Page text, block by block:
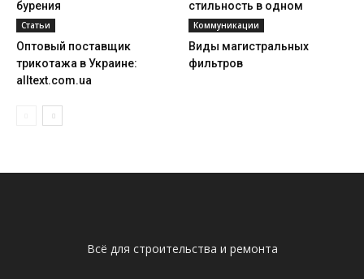
бурения
стильность в одном
Статьи
Оптовый поставщик
трикотажа в Украине:
alltext.com.ua
Коммуникации
Виды магистральных
фильтров
Всё для строительства и ремонта